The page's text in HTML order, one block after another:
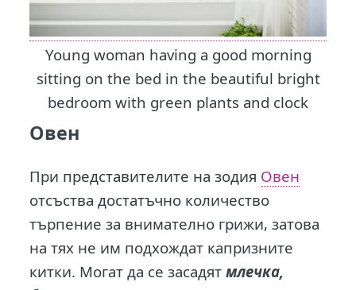
Young woman having a good morning
sitting on the bed in the beautiful bright
bedroom with green plants and clock
Овен
При представителите на зодия Овен
отсъства достатъчно количество
търпение за внимателно грижи, затова
на тях не им подхождат капризните
китки. Могат да се засадятмлечка,